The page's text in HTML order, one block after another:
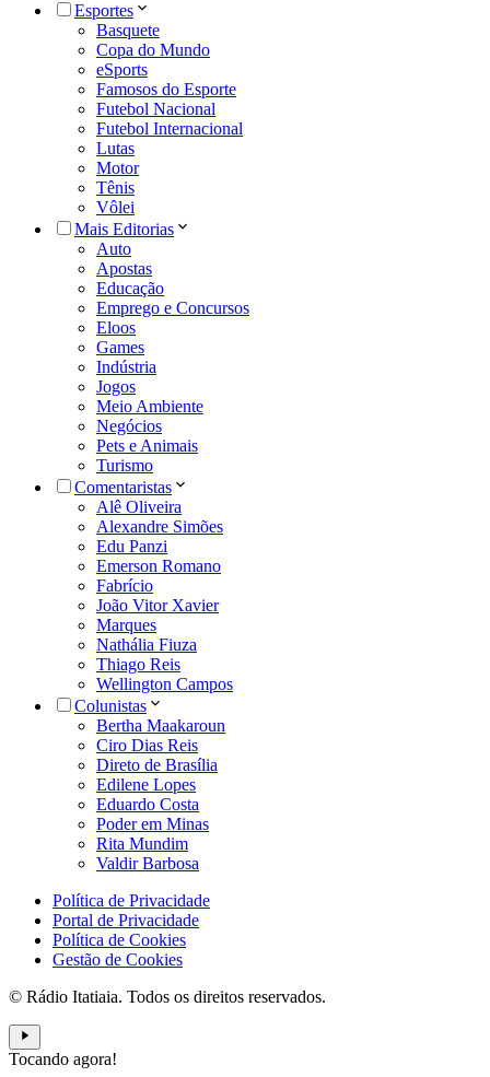
Esportes
Basquete
Copa do Mundo
eSports
Famosos do Esporte
Futebol Nacional
Futebol Internacional
Lutas
Motor
Tênis
Vôlei
Mais Editorias
Auto
Apostas
Educação
Emprego e Concursos
Eloos
Games
Indústria
Jogos
Meio Ambiente
Negócios
Pets e Animais
Turismo
Comentaristas
Alê Oliveira
Alexandre Simões
Edu Panzi
Emerson Romano
Fabrício
João Vitor Xavier
Marques
Nathália Fiuza
Thiago Reis
Wellington Campos
Colunistas
Bertha Maakaroun
Ciro Dias Reis
Direto de Brasília
Edilene Lopes
Eduardo Costa
Poder em Minas
Rita Mundim
Valdir Barbosa
Política de Privacidade
Portal de Privacidade
Política de Cookies
Gestão de Cookies
© Rádio Itatiaia. Todos os direitos reservados.
Tocando agora!